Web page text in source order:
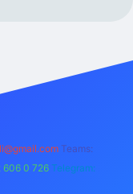
Teams:
606 0 726 Telegram: